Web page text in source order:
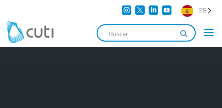
    ES